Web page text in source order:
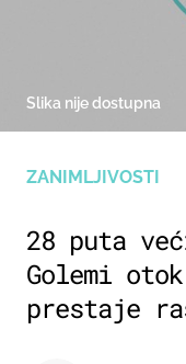
ZANIMLJIVOSTI
28 puta
Golemi
prestaje
Slika nije dostupna